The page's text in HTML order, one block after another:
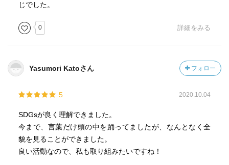
【インパクト投資～新しいお金の流れにスイッチオン】
し、そのインパクトの持続可能性を支えるために経済的リ
ターンを求める
世界は若い！インド、インドネシア、アフリカ
じでした。
0 詳細をみる
Yasumori Katoさん フォロー
5 2020.10.04
SDGsが良く理解できました。
今まで、言葉だけ頭の中を踊ってましたが、なんとなく全
貌を見ることができました。
良い活動なので、私も取り組みたいですね！